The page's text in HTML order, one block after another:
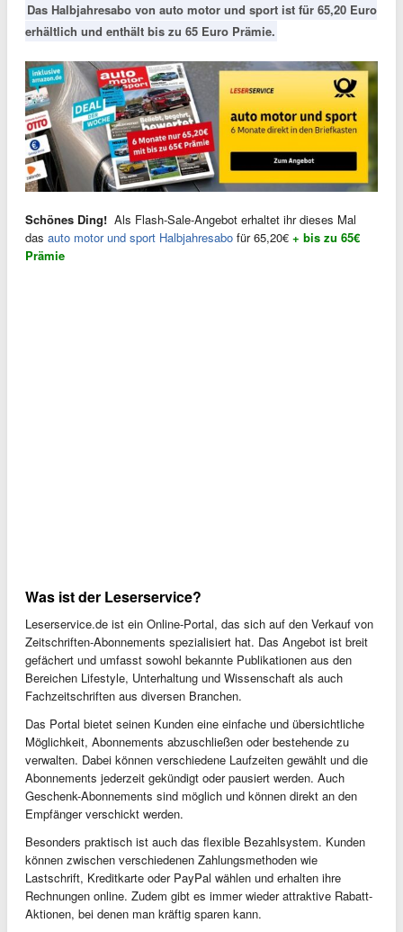
Das Halbjahresabo von auto motor und sport ist für 65,20 Euro
erhältlich und enthält bis zu 65 Euro Prämie.
Schönes Ding! ️ Als Flash-Sale-Angebot erhaltet ihr dieses Mal
das auto motor und sport Halbjahresabo für 65,20€ + bis zu 65€
Prämie
Was ist der Leserservice?
Leserservice.de ist ein Online-Portal, das sich auf den Verkauf von
Zeitschriften-Abonnements spezialisiert hat. Das Angebot ist breit
gefächert und umfasst sowohl bekannte Publikationen aus den
Bereichen Lifestyle, Unterhaltung und Wissenschaft als auch
Fachzeitschriften aus diversen Branchen.
Das Portal bietet seinen Kunden eine einfache und übersichtliche
Möglichkeit, Abonnements abzuschließen oder bestehende zu
verwalten. Dabei können verschiedene Laufzeiten gewählt und die
Abonnements jederzeit gekündigt oder pausiert werden. Auch
Geschenk-Abonnements sind möglich und können direkt an den
Empfänger verschickt werden.
Besonders praktisch ist auch das flexible Bezahlsystem. Kunden
können zwischen verschiedenen Zahlungsmethoden wie
Lastschrift, Kreditkarte oder PayPal wählen und erhalten ihre
Rechnungen online. Zudem gibt es immer wieder attraktive Rabatt-
Aktionen, bei denen man kräftig sparen kann.